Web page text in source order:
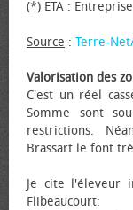
(*) ETA :
Source : Terre-
Valorisation des
C'est un réel
Somme sont
restrictions.
Brassart le font
Je cite l'éleveur
Flibeaucourt: